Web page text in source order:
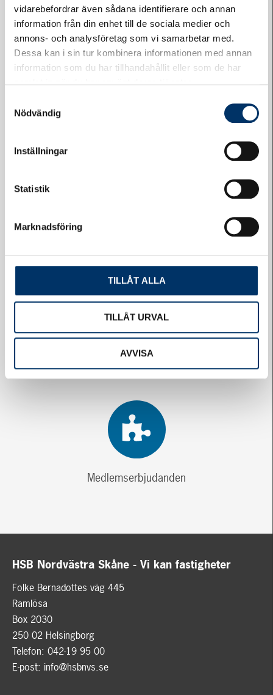
vidarebefordrar även sådana identifierare och annan
information från din enhet till de sociala medier och
annons- och analysföretag som vi samarbetar med.
Dessa kan i sin tur kombinera informationen med annan
information som du har tillhandahållit eller som de har
Nödvändig
Inställningar
Statistik
Marknadsföring
TILLÅT ALLA
TILLÅT URVAL
AVVISA
Logga in på Styrelsewebben
Logga in på HSB-porten
Medlemserbjudanden
HSB Nordvästra Skåne - Vi kan fastigheter
Folke Bernadottes väg 445
Ramlösa
Box 2030
250 02 Helsingborg
Telefon: 042-19 95 00
E-post: info@hsbnvs.se